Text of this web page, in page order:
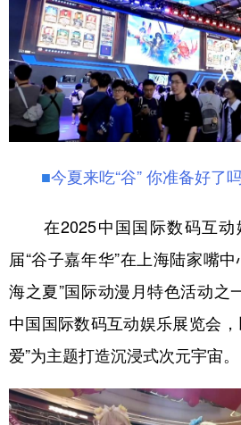
■今夏来吃“谷” 你准备好了
在2025中国国际数码互动
届“谷子嘉年华”在上海陆家嘴
海之夏”国际动漫月特色活动之
中国国际数码互动娱乐展览会
爱”为主题打造沉浸式次元宇宙。